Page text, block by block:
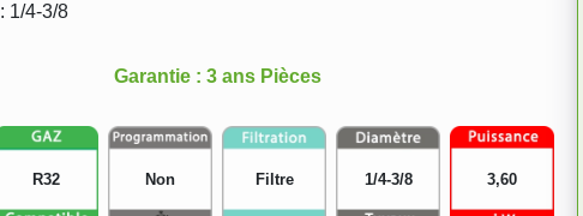
0 s
: 1/4-3/8
Garantie : 3 ans Pièces
3,60
1/4-3/8
Non Filtre
R32